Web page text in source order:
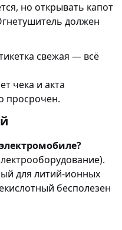
но открывать капот
должен
свежая — всё
чека и акта
просрочен.
для литий-ионных
бесполезен